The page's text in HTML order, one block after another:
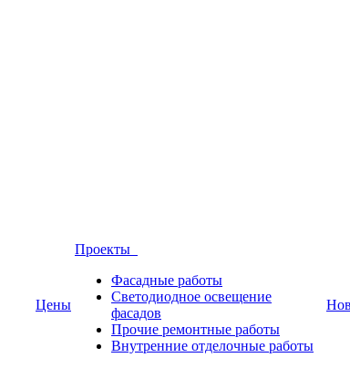
Цены
Проекты
Фасадные работы
Светодиодное освещение
фасадов
Прочие ремонтные работы
Внутренние отделочные работы